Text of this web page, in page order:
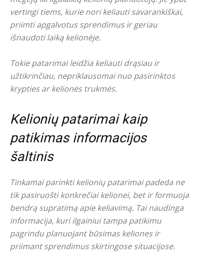
vertingi tiems, kurie nori keliauti savarankiškai,
priimti apgalvotus sprendimus ir geriau
išnaudoti laiką kelionėje.
Tokie patarimai leidžia keliauti drąsiau ir
užtikrinčiau, nepriklausomai nuo pasirinktos
krypties ar kelionės trukmės.
Kelionių patarimai kaip
patikimas informacijos
šaltinis
Tinkamai parinkti kelionių patarimai padeda ne
tik pasiruošti konkrečiai kelionei, bet ir formuoja
bendrą supratimą apie keliavimą. Tai naudinga
informacija, kuri ilgainiui tampa patikimu
pagrindu planuojant būsimas keliones ir
priimant sprendimus skirtingose situacijose.